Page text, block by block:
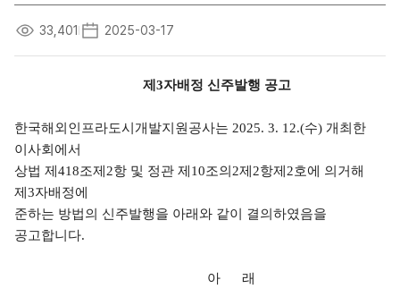
33,401 2025-03-17
제 3자배정 신주발행 공고
한국해외인프라도시개발지원공사는 2025. 3. 12.(수) 개최한
이사회에서
상법 제 418조제 2항 및 정관 제 10조의 2제 2항제 2호에 의거해
제 3자배정에
준하는 방법의 신주발행을 아래와 같이 결의하였음을
공고합니다.
아 래